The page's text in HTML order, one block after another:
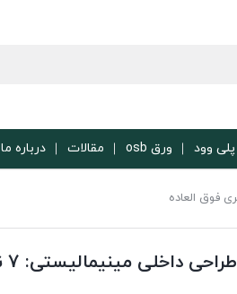
پلی وود ورق osb مقالات درباره ما
طراحی داخلی مینیمالیستی: 7 نکته برای ایجاد ظاهری فوق العاده